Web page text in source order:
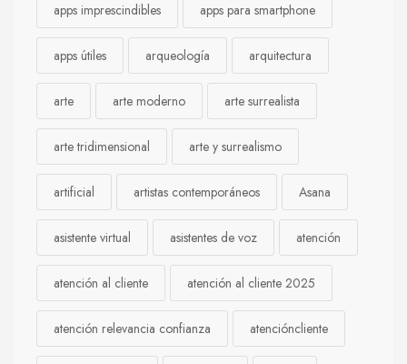
apps imprescindibles apps para smartphone
apps útiles arqueología arquitectura
arte arte moderno arte surrealista
arte tridimensional arte y surrealismo
artificial artistas contemporáneos Asana
asistente virtual asistentes de voz atención
atención al cliente atención al cliente 2025
atención relevancia confianza atencióncliente